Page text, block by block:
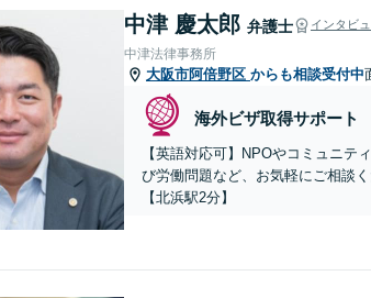
中津 慶太郎 弁護士 インタビ
中津法律事務所
大阪市阿倍野区 からも相談受付中
海外ビザ取得サポート
【英語対応可】NPOやコミュニテ
び労働問題など、お気軽にご相談
【北浜駅2分】